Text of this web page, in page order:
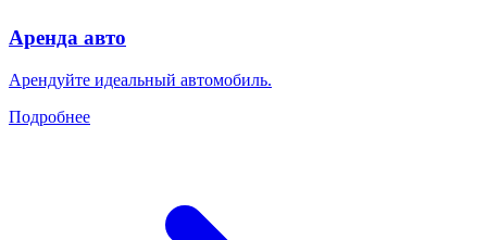
Аренда авто
Арендуйте идеальный автомобиль.
Подробнее